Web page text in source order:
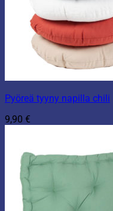
Pyöreä tyyny napilla chili
9,90 €